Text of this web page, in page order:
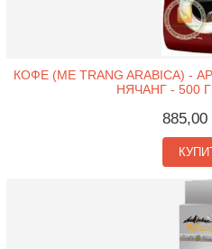
КОФЕ (ME TRANG ARABICA) -
НЯЧАНГ - 500
885,00